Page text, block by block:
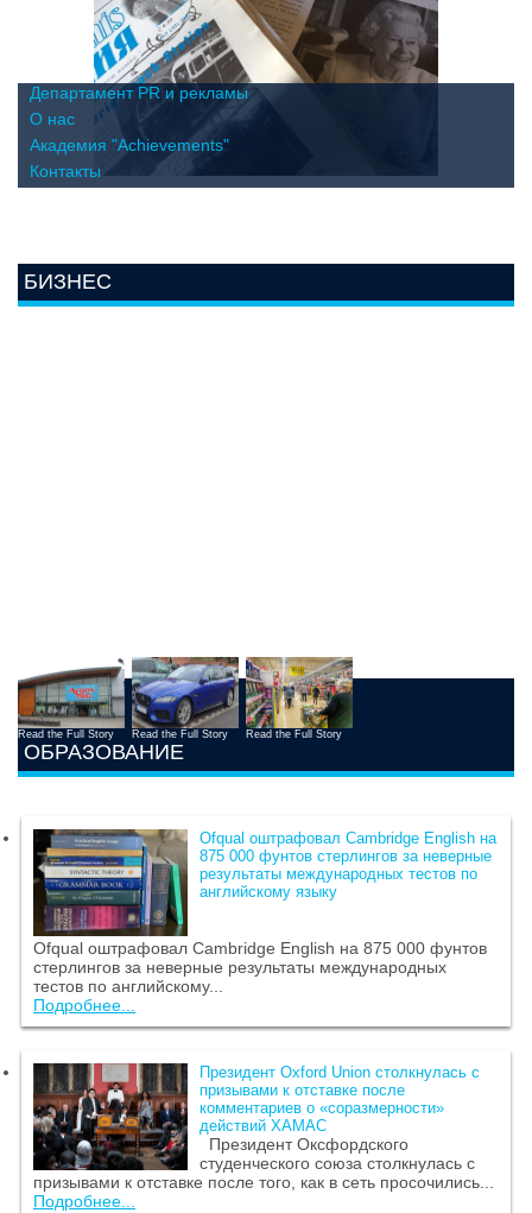
Департамент PR и рекламы
О нас
Академия "Achievements"
Контакты
БИЗНЕС
Read the Full Story Read the Full Story Read the Full Story
ОБРАЗОВАНИЕ
Ofqual оштрафовал Cambridge English на
875 000 фунтов стерлингов за неверные
результаты международных тестов по
английскому языку
Ofqual оштрафовал Cambridge English на 875 000 фунтов
стерлингов за неверные результаты международных
тестов по английскому...
Подробнее...
Президент Oxford Union столкнулась с
призывами к отставке после
комментариев о «соразмерности»
действий ХАМАС
Президент Оксфордского
студенческого союза столкнулась с
призывами к отставке после того, как в сеть просочились...
Подробнее...